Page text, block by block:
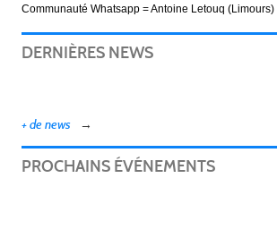
Communauté Whatsapp = Antoine Letouq (Limours)
DERNIÈRES NEWS
+ de news
PROCHAINS ÉVÉNEMENTS